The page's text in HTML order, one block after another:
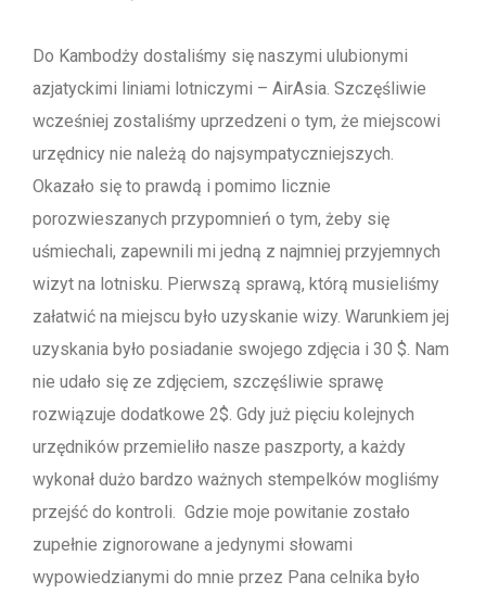
Do Kambodży dostaliśmy się naszymi ulubionymi
azjatyckimi liniami lotniczymi – AirAsia. Szczęśliwie
wcześniej zostaliśmy uprzedzeni o tym, że miejscowi
urzędnicy nie należą do najsympatyczniejszych.
Okazało się to prawdą i pomimo licznie
porozwieszanych przypomnień o tym, żeby się
uśmiechali, zapewnili mi jedną z najmniej przyjemnych
wizyt na lotnisku. Pierwszą sprawą, którą musieliśmy
załatwić na miejscu było uzyskanie wizy. Warunkiem jej
uzyskania było posiadanie swojego zdjęcia i 30 $. Nam
nie udało się ze zdjęciem, szczęśliwie sprawę
rozwiązuje dodatkowe 2$. Gdy już pięciu kolejnych
urzędników przemieliło nasze paszporty, a każdy
wykonał dużo bardzo ważnych stempelków mogliśmy
przejść do kontroli. Gdzie moje powitanie zostało
zupełnie zignorowane a jedynymi słowami
wypowiedzianymi do mnie przez Pana celnika było